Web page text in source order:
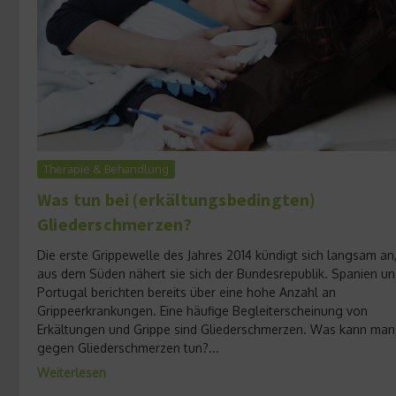
Therapie & Behandlung
Was tun bei (erkältungsbedingten)
Gliederschmerzen?
Die erste Grippewelle des Jahres 2014 kündigt sich langsam an,
aus dem Süden nähert sie sich der Bundesrepublik. Spanien
Portugal berichten bereits über eine hohe Anzahl an
Grippeerkrankungen. Eine häufige Begleiterscheinung von
Erkältungen und Grippe sind Gliederschmerzen. Was kann man
gegen Gliederschmerzen tun?...
Weiterlesen